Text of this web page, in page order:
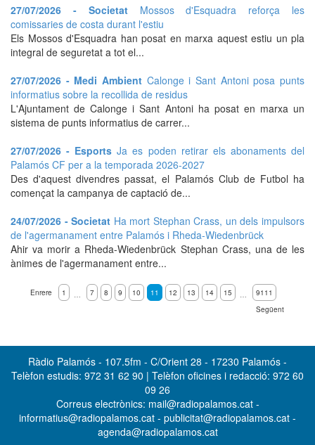
27/07/2026 - Societat Mossos d'Esquadra reforça les
comissaries de costa durant l'estiu
Els Mossos d'Esquadra han posat en marxa aquest estiu un pla
integral de seguretat a tot el...
27/07/2026 - Medi Ambient Calonge i Sant Antoni posa punts
informatius sobre la recollida de residus
L'Ajuntament de Calonge i Sant Antoni ha posat en marxa un
sistema de punts informatius de carrer...
27/07/2026 - EsportsJa es poden retirar els abonaments del
Palamós CF per a la temporada 2026-2027
Des d'aquest divendres passat, el Palamós Club de Futbol ha
començat la campanya de captació de...
24/07/2026 - Societat Ha mort Stephan Crass, un dels impulsors
de l'agermanament entre Palamós i Rheda-Wiedenbrück
Ahir va morir a Rheda-Wiedenbrück Stephan Crass, una de les
ànimes de l'agermanament entre...
Enrere 1 … 7 8 9 10 11 12 13 14 15 …
9111
Següent
Ràdio Palamós - 107.5fm - C/Orient 28 - 17230 Palamós -
Telèfon estudis: 972 31 62 90 | Telèfon oficines i redacció: 972 60
09 26
Correus electrònics: mail@radiopalamos.cat -
informatius@radiopalamos.cat - publicitat@radiopalamos.cat -
agenda@radiopalamos.cat